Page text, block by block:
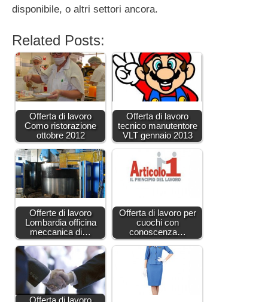
disponibile, o altri settori ancora.
Related Posts:
Offerta di lavoro
Como ristorazione
ottobre 2012
Offerta di lavoro
tecnico manutentore
VLT gennaio 2013
Offerte di lavoro
Lombardia officina
meccanica di…
Offerta di lavoro per
cuochi con
conoscenza…